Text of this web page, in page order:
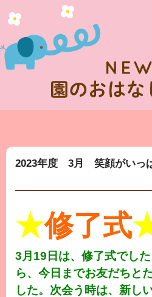
2023年度 3月 笑顔がいっ
★修了式
3月19日は、修了式でし
ら、今日までお友だちと
した。次会う時は、新し